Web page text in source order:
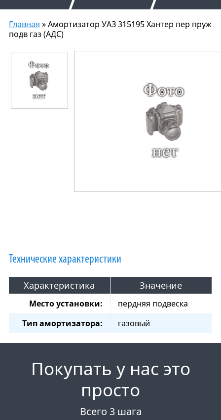
Главная » Амортизатор УАЗ 315195 Хантер пер пруж
подв газ (АДС)
Технические характеристики
Характеристика Значение
Место установки:
пердняя подвеска
Тип амортизатора:
газовый
Покупать у нас это
просто
Всего 3 шага